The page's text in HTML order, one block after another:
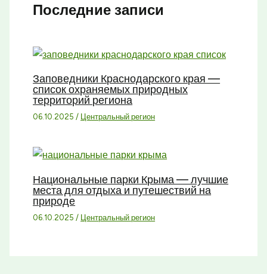
Последние записи
Заповедники Краснодарского края —
список охраняемых природных
территорий региона
06.10.2025 / Центральный регион
Национальные парки Крыма — лучшие
места для отдыха и путешествий на
природе
06.10.2025 / Центральный регион